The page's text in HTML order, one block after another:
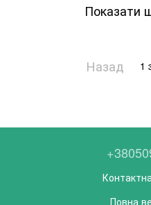
Показати
Назад 1
Повна